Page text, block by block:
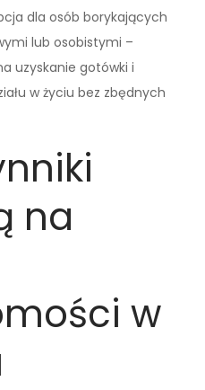
dla osób borykających
lub osobistymi –
uzyskanie gotówki i
w życiu bez zbędnych
na
w